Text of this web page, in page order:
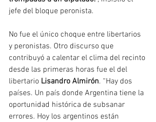
jefe del bloque peronista.
No fue el único choque entre libertarios
y peronistas. Otro discurso que
contribuyó a calentar el clima del recinto
desde las primeras horas fue el del
libertario Lisandro Almirón. “Hay dos
países. Un país donde Argentina tiene la
oportunidad histórica de subsanar
errores. Hoy los argentinos están